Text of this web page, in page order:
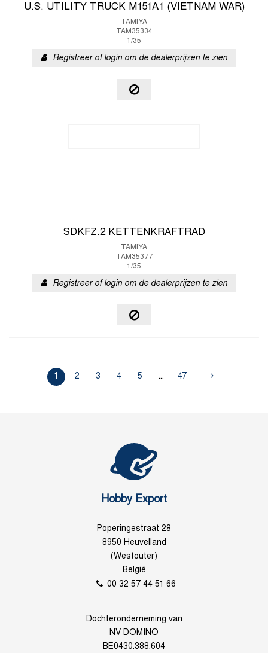
U.S. UTILITY TRUCK M151A1 (VIETNAM WAR)
TAMIYA
TAM35334
1/35
Registreer of login om de dealerprijzen te zien
SDKFZ.2 KETTENKRAFTRAD
TAMIYA
TAM35377
1/35
Registreer of login om de dealerprijzen te zien
1 2 3 4 5 ... 47
Hobby Export
Poperingestraat 28
8950 Heuvelland
(Westouter)
België
00 32 57 44 51 66
Dochteronderneming van
NV DOMINO
BE0430.388.604